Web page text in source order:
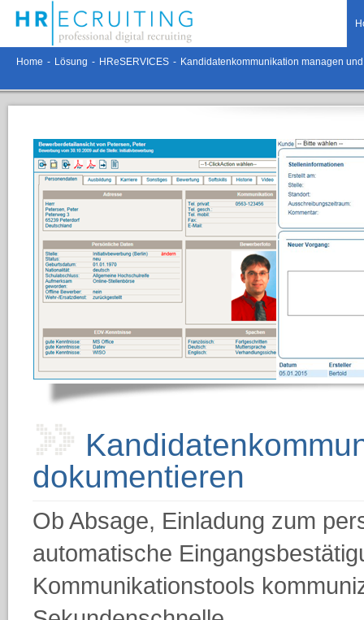
Home - Lösung - HReSERVICES - Kandidatenkommunikation managen
dokumentieren
Ob Absage, Einladung zum
automatische
Kommunikationstools